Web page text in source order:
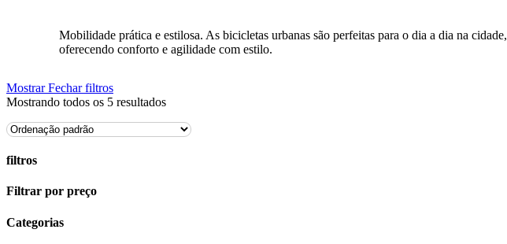
Mobilidade prática e estilosa. As bicicletas urbanas são perfeitas para o dia a dia na cidade,
oferecendo conforto e agilidade com estilo.
Mostrar Fechar filtros
Mostrando todos os 5 resultados
filtros
Close
Filtrar por preço
Categorias